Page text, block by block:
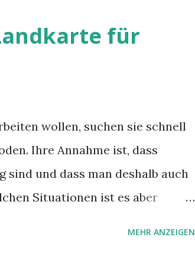
für
wollen, suchen sie schnell
Ihre Annahme ist, dass
sind und dass man deshalb auch
Situationen ist es aber
MEHR ANZEIGEN